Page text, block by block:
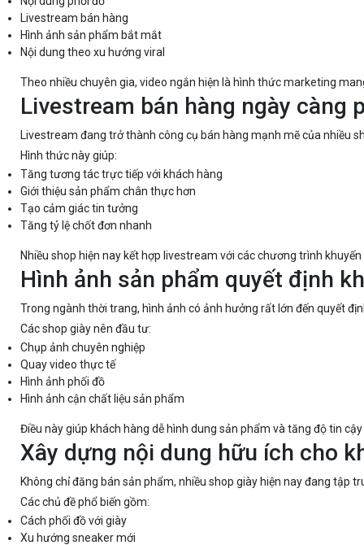
Livestream bán hàng
Hình ảnh sản phẩm bắt mắt
Nội dung theo xu hướng viral
Theo nhiều chuyên gia, video ngắn hiện là hình thức marketing
Livestream bán hàng ngày càng
Livestream đang trở thành công cụ bán hàng mạnh mẽ của nhiều
Hình thức này giúp:
Tăng tương tác trực tiếp với khách hàng
Giới thiệu sản phẩm chân thực hơn
Tạo cảm giác tin tưởng
Tăng tỷ lệ chốt đơn nhanh
Nhiều shop hiện nay kết hợp livestream với các chương trình
Hình ảnh sản phẩm quyết định
Trong ngành thời trang, hình ảnh có ảnh hưởng rất lớn đến quyết
Các shop giày nên đầu tư:
Chụp ảnh chuyên nghiệp
Quay video thực tế
Hình ảnh phối đồ
Hình ảnh cận chất liệu sản phẩm
Điều này giúp khách hàng dễ hình dung sản phẩm và tăng độ tin
Xây dựng nội dung hữu ích cho
Không chỉ đăng bán sản phẩm, nhiều shop giày hiện nay đang tập
Các chủ đề phổ biến gồm:
Cách phối đồ với giày
Xu hướng sneaker mới